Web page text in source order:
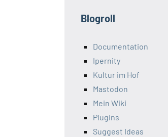
Blogroll
Documentation
Ipernity
Kultur im Hof
Mastodon
Mein Wiki
Plugins
Suggest Ideas